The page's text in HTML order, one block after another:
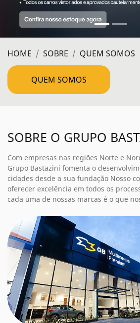
HOME SOBRE QUEM SOMOS
QUEM SOMOS
SOBRE O GRUPO
Com empresas nas regiões Norte e
Grupo Bastazini fomenta o
cidades desde a sua fundação Nosso
oferecer excelência em todos os
cada uma de nossas marcas é o que